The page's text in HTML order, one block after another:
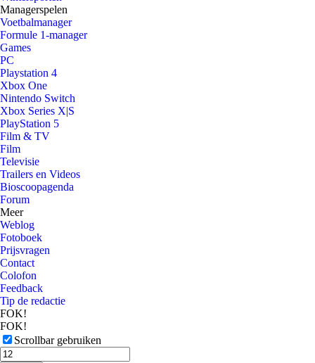
Managerspelen
Voetbalmanager
Formule 1-manager
Games
PC
Playstation 4
Xbox One
Nintendo Switch
Xbox Series X|S
PlayStation 5
Film & TV
Film
Televisie
Trailers en Videos
Bioscoopagenda
Forum
Meer
Weblog
Fotoboek
Prijsvragen
Contact
Colofon
Feedback
Tip de redactie
FOK!
FOK!
Scrollbar gebruiken